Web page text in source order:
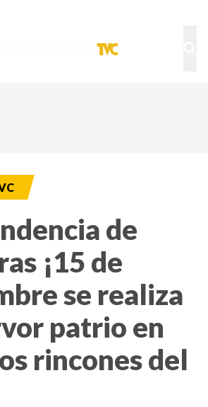
de
¡15 de
se realiza
patrio en
rincones del